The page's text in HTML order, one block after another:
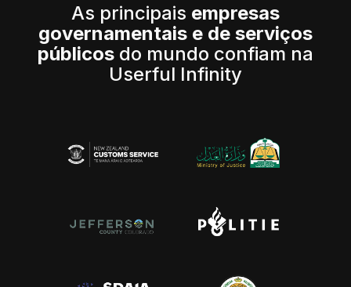
As principais empresas
governamentais e de serviços
públicos do mundo confiam na
Userful Infinity